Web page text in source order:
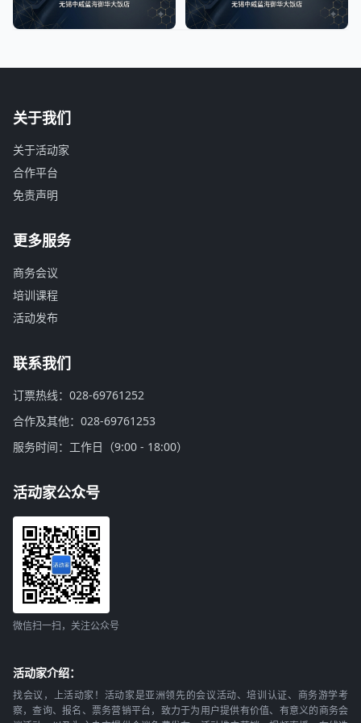
关于我们
关于活动家
合作平台
免责声明
更多服务
商务会议
培训课程
活动发布
联系我们
订票热线：028-69761252
合作及其他：028-69761253
服务时间：工作日（9:00 - 18:00）
活动家公众号
微信扫一扫，关注公众号
活动家介绍：
找会议，上活动家！活动家是亚洲领先的会议活动、培训认证、商务游学考
察，查询、报名、票务营销平台，致力于为用户提供有价值、有意义的商务会